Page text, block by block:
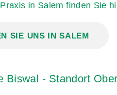
in Salem finden Sie
SIE UNS IN SALEM
Biswal - Standort